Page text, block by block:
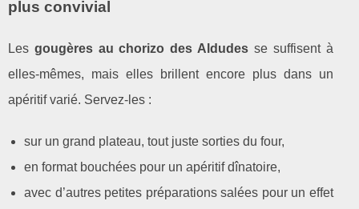
plus convivial
Les gougères au chorizo des Aldudes se suffisent à
elles-mêmes, mais elles brillent encore plus dans un
apéritif varié. Servez-les :
sur un grand plateau, tout juste sorties du four,
en format bouchées pour un apéritif dînatoire,
avec d’autres petites préparations salées pour un effet